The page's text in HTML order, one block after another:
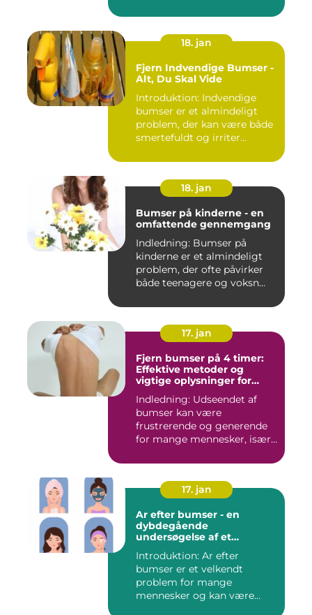
18. jan
Fjern Indvendige Bumser -
Alt, Du Skal Vide
Introduktion: Indvendige
bumser er et almindeligt
problem, der kan være både
smertefuldt og irriter...
18. jan
Bumser på kinderne - en
omfattende gennemgang
Indledning: Bumser på
kinderne er et almindeligt
problem, der ofte påvirker
både teenagere og voksn...
17. jan
Fjern bumser på 4 timer:
Effektive metoder og
vigtige oplysninger for
forbrugere
Indledning: Udseendet af
bumser kan være
frustrerende og generende
for mange mennesker, især
17. jan
Ar efter bumser - en
dybdegående
undersøgelse af et
skønhedsproblem
Introduktion: Ar efter
bumser er et velkendt
problem for mange
mennesker og kan være